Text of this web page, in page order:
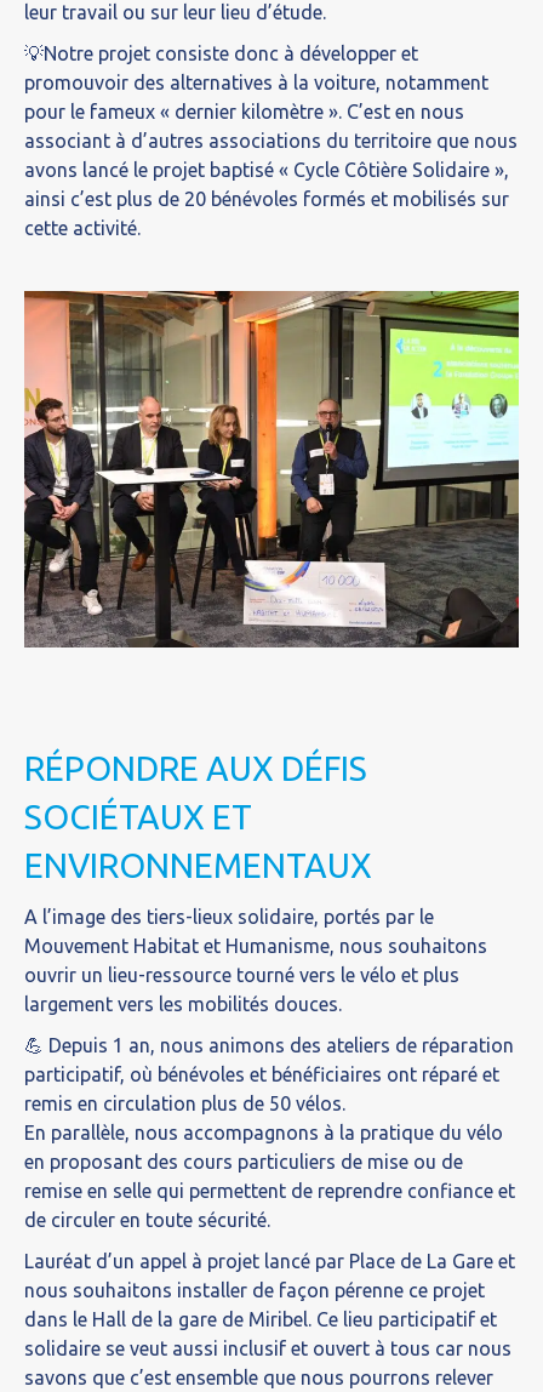
leur travail ou sur leur lieu d’étude.
💡Notre projet consiste donc à développer et
promouvoir des alternatives à la voiture, notamment
pour le fameux « dernier kilomètre ». C’est en nous
associant à d’autres associations du territoire que nous
avons lancé le projet baptisé « Cycle Côtière Solidaire »,
ainsi c’est plus de 20 bénévoles formés et mobilisés sur
cette activité.
RÉPONDRE AUX DÉFIS
SOCIÉTAUX ET
ENVIRONNEMENTAUX
A l’image des tiers-lieux solidaire, portés par le
Mouvement Habitat et Humanisme, nous souhaitons
ouvrir un lieu-ressource tourné vers le vélo et plus
largement vers les mobilités douces.
💪 Depuis 1 an, nous animons des ateliers de réparation
participatif, où bénévoles et bénéficiaires ont réparé et
remis en circulation plus de 50 vélos.
En parallèle, nous accompagnons à la pratique du vélo
en proposant des cours particuliers de mise ou de
remise en selle qui permettent de reprendre confiance et
de circuler en toute sécurité.
Lauréat d’un appel à projet lancé par Place de La Gare et
nous souhaitons installer de façon pérenne ce projet
dans le Hall de la gare de Miribel. Ce lieu participatif et
solidaire se veut aussi inclusif et ouvert à tous car nous
savons que c’est ensemble que nous pourrons relever